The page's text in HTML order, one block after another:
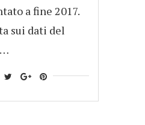
a fine 2017.
sui dati del